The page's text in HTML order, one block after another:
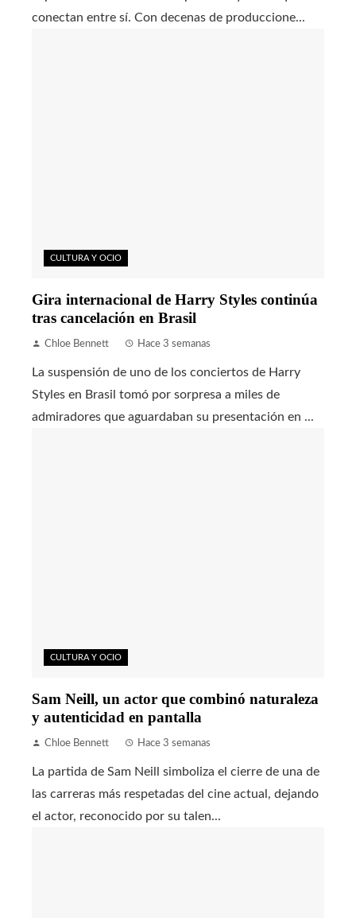
conectan entre sí. Con decenas de produccione...
CULTURA Y OCIO
Gira internacional de Harry Styles continúa
tras cancelación en Brasil
Chloe Bennett Hace 3 semanas
La suspensión de uno de los conciertos de Harry
Styles en Brasil tomó por sorpresa a miles de
admiradores que aguardaban su presentación en ...
CULTURA Y OCIO
Sam Neill, un actor que combinó naturaleza
y autenticidad en pantalla
Chloe Bennett Hace 3 semanas
La partida de Sam Neill simboliza el cierre de una de
las carreras más respetadas del cine actual, dejando
el actor, reconocido por su talen...